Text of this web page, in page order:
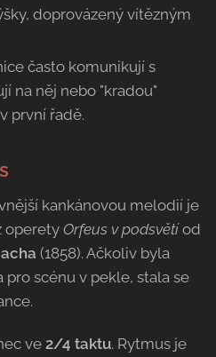
doprovázený vítězným
často komunikují s
na něj nebo "kradou"
první řadě.
kankánovou melodií je
operety Orfeus v podsvětíod
(1858). Ačkoliv byla
pro scénu v pekle, stala se
ve 2/4 taktu. Rytmus je